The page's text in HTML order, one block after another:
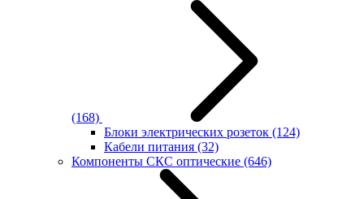
(168)
Блоки электрических розеток (124)
Кабели питания (32)
Компоненты СКС оптические (646)